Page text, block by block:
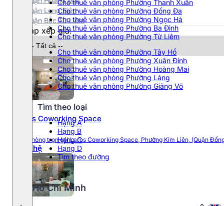
Cho thuê văn phòng Phường Thanh Xuân
Cho thuê văn phòng Phường Đống Đa
Cho thuê văn phòng Phường Ngọc Hà
Cho thuê văn phòng Phường Ba Đình
Cho thuê văn phòng Phường Từ Liêm
Cho thuê văn phòng Phường Tây Hồ
Cho thuê văn phòng Phường Xuân Đỉnh
Cho thuê văn phòng Phường Hoàng Mai
Cho thuê văn phòng Phường Láng
Cho thuê văn phòng Phường Giảng Võ
Tìm theo loại
Hạng A
Hạng B
Hạng C
Hạng D
Tìm theo đường
Hồ Chí Minh
Quận Long Biên
Quận Bắc Từ Liêm
Sắp xếp giá:
Laros Coworking Space
Văn phòng trọn gói Laros Coworking Space, Phường Kim Liên, (Quận
Liên hệ